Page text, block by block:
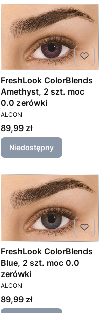
FreshLook ColorBlends
Amethyst, 2 szt. moc
0.0 zerówki
PRODUCENT
ALCON
Cena
89,99 zł
Niedostępny
FreshLook ColorBlends
Blue, 2 szt. moc 0.0
zerówki
PRODUCENT
ALCON
Cena
89,99 zł